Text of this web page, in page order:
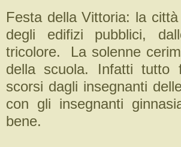
Festa della Vittoria: la
degli edifizi pubblici,
tricolore. La solenne
della scuola. Infatti tutto
scorsi dagli insegnanti
con gli insegnanti
bene.